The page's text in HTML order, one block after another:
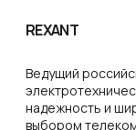
REXANT
Ведущий
надежность и
выбором